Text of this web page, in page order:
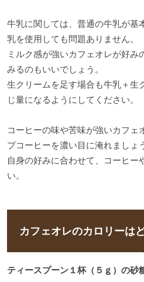
牛乳に関しては、普通の牛乳が基
乳を使用しても問題ありません。
ミルク感が強いカフェオレが好み
みるのもいいでしょう。
生クリームを足す場合も牛乳＋生
じ量になるようにしてください。
コーヒーの味や苦味が強いカフェ
プコーヒーを濃い目に淹れましょ
自身の好みに合わせて、コーヒー
い。
カフェオレのカロリーは
ティースプーン１杯（５ｇ）の砂